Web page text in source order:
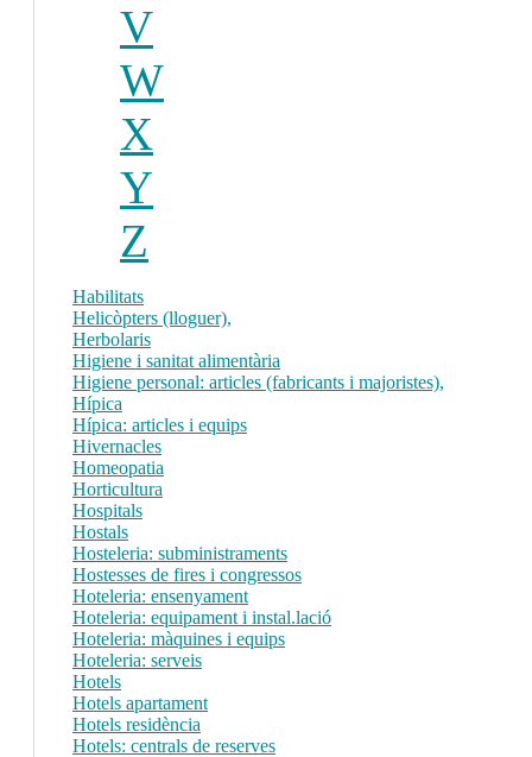
V
W
X
Y
Z
Habilitats
Helicòpters (lloguer),
Herbolaris
Higiene i sanitat alimentària
Higiene personal: articles (fabricants i majoristes),
Hípica
Hípica: articles i equips
Hivernacles
Homeopatia
Horticultura
Hospitals
Hostals
Hosteleria: subministraments
Hostesses de fires i congressos
Hoteleria: ensenyament
Hoteleria: equipament i instal.lació
Hoteleria: màquines i equips
Hoteleria: serveis
Hotels
Hotels apartament
Hotels residència
Hotels: centrals de reserves